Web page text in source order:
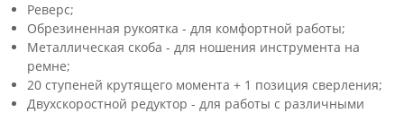
Реверс;
Обрезиненная рукоятка - для комфортной работы;
Металлическая скоба - для ношения инструмента на
ремне;
20 ступеней крутящего момента + 1 позиция сверления;
Двухскоростной редуктор - для работы с различными